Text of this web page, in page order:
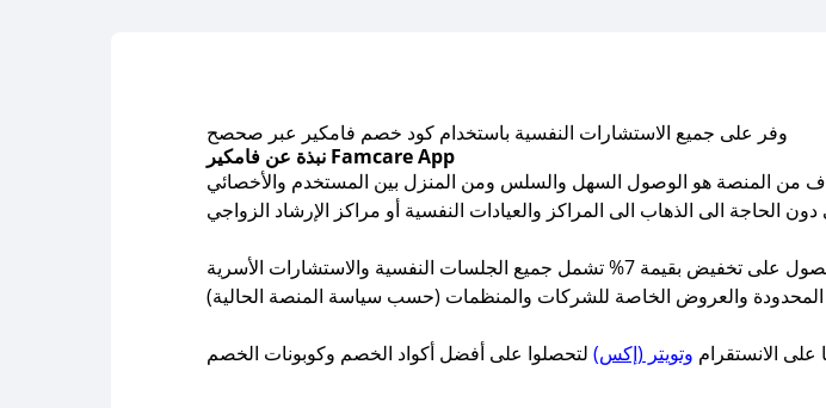
وفر على جميع الاستشارات النفسية باستخدام كود خصم فامكير عبر صحصح
نبذة عن فامكير Famcare App
من المنصة هو الوصول السهل والسلس ومن المنزل بين المستخدم والأخصائي
2025 للحصول على تخفيض بقيمة 7% تشمل جميع الجلسات النفسية والاستشارات الأسرية
على الانستقرام وتويتر (إكس)